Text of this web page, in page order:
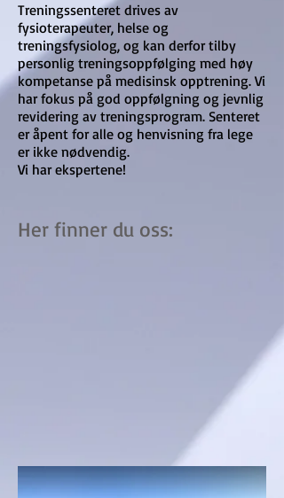
Treningssenteret drives av
fysioterapeuter, helse og
treningsfysiolog, og kan derfor tilby
personlig treningsoppfølging med høy
kompetanse på medisinsk opptrening. Vi
har fokus på god oppfølgning og jevnlig
revidering av treningsprogram. Senteret
er åpent for alle og henvisning fra lege
er ikke nødvendig.
Vi har ekspertene!
Her finner du oss: